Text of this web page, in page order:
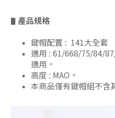
▋ 產品規格
鍵帽配置 : 141大全套
適用 : 61/668/75/84/
適用。
高度 : MAO。
本商品僅有鍵帽組不含